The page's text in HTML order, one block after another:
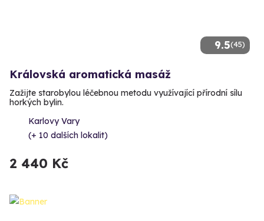
9.5(45)
Královská aromatická masáž
Zažijte starobylou léčebnou metodu využívající přírodní sílu
horkých bylin.
Karlovy Vary
(+ 10 dalších lokalit)
2 440 Kč